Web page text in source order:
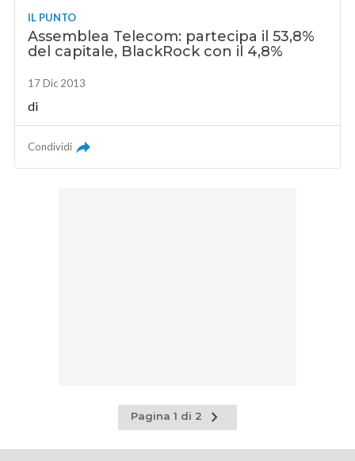
IL PUNTO
Assemblea Telecom: partecipa il 53,8%
del capitale, BlackRock con il 4,8%
17 Dic 2013
di
Condividi
Pagina 1 di 2
Pagina
successiva